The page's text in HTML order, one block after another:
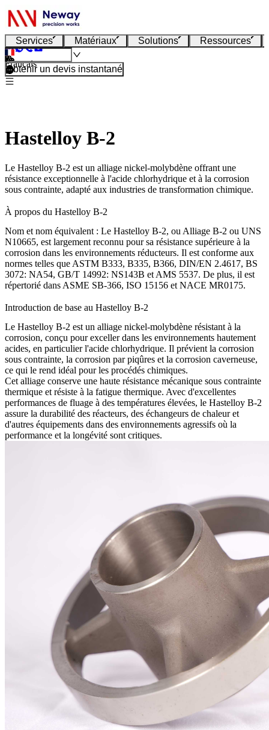
Services Matériaux Solutions Ressources
Français
Obtenir un devis instantané
Hastelloy B-2
Le Hastelloy B-2 est un alliage nickel-molybdène offrant une
résistance exceptionnelle à l'acide chlorhydrique et à la corrosion
sous contrainte, adapté aux industries de transformation chimique.
À propos du Hastelloy B-2
Nom et nom équivalent : Le Hastelloy B-2, ou Alliage B-2 ou UNS
N10665, est largement reconnu pour sa résistance supérieure à la
corrosion dans les environnements réducteurs. Il est conforme aux
normes telles que ASTM B333, B335, B366, DIN/EN 2.4617, BS
3072: NA54, GB/T 14992: NS143B et AMS 5537. De plus, il est
répertorié dans ASME SB-366, ISO 15156 et NACE MR0175.
Introduction de base au Hastelloy B-2
Le Hastelloy B-2 est un alliage nickel-molybdène résistant à la
corrosion, conçu pour exceller dans les environnements hautement
acides, en particulier l'acide chlorhydrique. Il prévient la corrosion
sous contrainte, la corrosion par piqûres et la corrosion caverneuse,
ce qui le rend idéal pour les procédés chimiques.
Cet alliage conserve une haute résistance mécanique sous contrainte
thermique et résiste à la fatigue thermique. Avec d'excellentes
performances de fluage à des températures élevées, le Hastelloy B-2
assure la durabilité des réacteurs, des échangeurs de chaleur et
d'autres équipements dans des environnements agressifs où la
performance et la longévité sont critiques.